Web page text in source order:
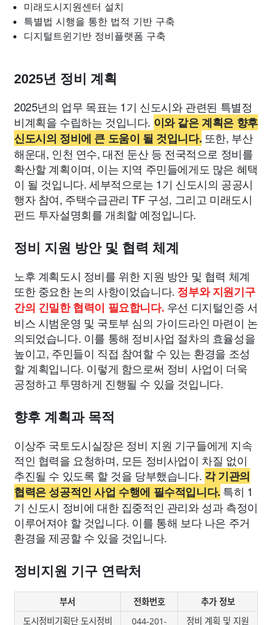
미래도시지원센터 설치
특별법 시행을 통한 법적 기반 구축
디지털트윈기반 정비플랫폼 구축
2025년 정비 계획
2025년의 업무 목표는 1기 신도시와 관련된 특별정
비계획을 수립하는 것입니다. 이와 같은 계획은 향후
신도시의 정비에 큰 도움이 될 것입니다. 또한, 부산
해운대, 인천 연수, 대전 둔산 등 전국적으로 정비를
확산할 계획이며, 이는 지역 주민들에게도 많은 혜택
이 될 것입니다. 세부적으로는 1기 신도시의 공공시
행자 참여, 주택수급관리 TF 구성, 그리고 미래도시
펀드 투자설명회를 개최할 예정입니다.
정비 지원 방안 및 협력 체계
노후 계획도시 정비를 위한 지원 방안 및 협력 체계
또한 중요한 논의 사항이었습니다. 정부와 지원기구
간의 긴밀한 협력이 필요합니다. 우선 디지털인증 서
비스 시범운영 및 국토부 심의 가이드라인 마련이 논
의되었습니다. 이를 통해 정비사업 절차의 효율성을
높이고, 주민들이 직접 참여할 수 있는 환경을 조성
할 계획입니다. 이렇게 함으로써 정비 사업이 더욱
공정하고 투명하게 진행될 수 있을 것입니다.
향후 계획과 목적
이상주 국토도시실장은 정비 지원 기구들에게 지속
적인 협력을 요청하며, 모든 정비사업이 차질 없이
추진될 수 있도록 할 것을 당부했습니다. 각 기관의
협력은 성공적인 사업 수행에 필수적입니다. 특히 1
기 신도시 정비에 대한 집중적인 관리와 성과 측정이
이루어져야 할 것입니다. 이를 통해 보다 나은 주거
환경을 제공할 수 있을 것입니다.
정비지원 기구 연락처
부서 전화번호
추가 정보
도시정비기획단 도시정비
044-201- 정비 계획 및 지원